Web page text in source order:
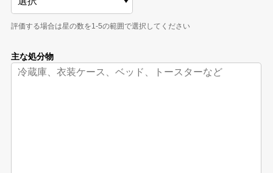
評価する場合は星の数を1-5の範囲で選択してください
主な処分物